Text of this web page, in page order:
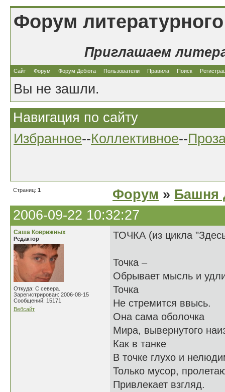
Форум
Приглашаем
Сайт Форум Форум Дебюта Пользователи Правила Поиск
Вы не зашли.
Навигация по сайту
Избранное--Коллективное--
Страниц: 1 Форум » Башня
2006-09-22 10:32:27
Саша Коврижных
Редактор
Откуда: С севера.
Зарегистрирован: 2006-08-15
Сообщений: 15171
Вебсайт
ТОЧКА (из цикла
Точка –
Обрывает мысль и
Точка
Не стремится ввысь.
Она сама оболочка
Мира, вывернутого
Как в танке
В точке глухо и
Только мусор,
Привлекает взгляд.